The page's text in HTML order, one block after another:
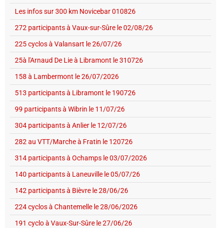
Les infos sur 300 km Novicebar 010826
272 participants à Vaux-sur-Sûre le 02/08/26
225 cyclos à Valansart le 26/07/26
25à l'Arnaud De Lie à Libramont le 310726
158 à Lambermont le 26/07/2026
513 participants à Libramont le 190726
99 participants à Wibrin le 11/07/26
304 participants à Anlier le 12/07/26
282 au VTT/Marche à Fratin le 120726
314 participants à Ochamps le 03/07/2026
140 participants à Laneuville le 05/07/26
142 participants à Bièvre le 28/06/26
224 cyclos à Chantemelle le 28/06/2026
191 cyclo à Vaux-Sur-Sûre le 27/06/26